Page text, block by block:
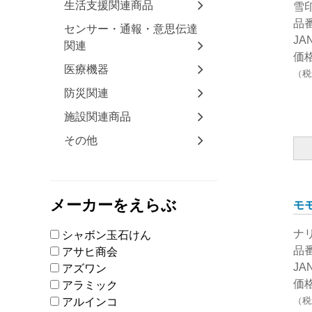
生活支援関連商品
センサー・通報・意思伝達
関連
医療機器
防災関連
施設関連商品
その他
メーカーをえらぶ
シャボン玉石けん
アサヒ商会
アズワン
アラミック
アルインコ
雪
品
価
（
モ
ナ
品
価
（